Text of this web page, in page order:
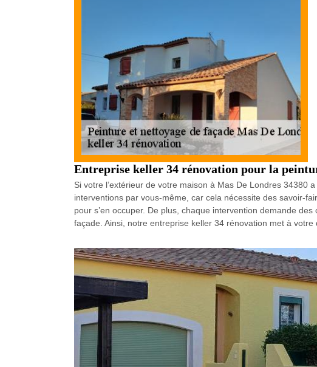
Entreprise keller 34 rénovation pour la
Si votre l’extérieur de votre maison à Mas De Londres 34380
interventions par vous-même, car cela nécessite des savoir-
pour s’en occuper. De plus, chaque intervention demande
façade. Ainsi, notre entreprise keller 34 rénovation met à